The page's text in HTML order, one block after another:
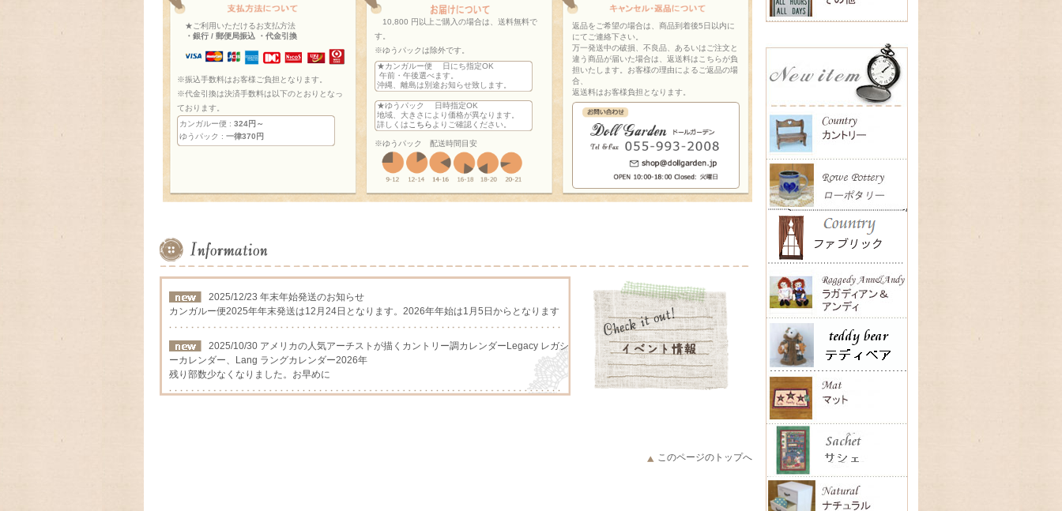
★ご利用いただけるお支払方法
・銀行 / 郵便局振込 ・代金引換
※振込手数料はお客様ご負担となります。
※代金引換は決済手数料は以下のとおりとなっ
ております。
カンガルー便 : 324円～
ゆうパック : 一律370円
10,800 円以上ご購入の場合は、送料無料で
す。
※ゆうパックは除外です。
★カンガルー便 日にち指定OK
午前・午後選べます。
沖縄、離島は別途お知らせ致します。
★ゆうパック 日時指定OK
地域、大きさにより価格が異なります。
詳しくは こちら よりご確認ください。
※ゆうパック 配送時間目安
返品をご希望の場合は、商品到着後5日以内に
にてご連絡下さい。
万一発送中の破損、不良品、あるいはご注文と
違う商品が届いた場合は、返送料はこちらが負
担いたします。お客様の理由によるご返品の場
合、
返送料はお客様負担となります。
2025/12/23 年末年始発送のお知らせ
カンガルー便2025年年末発送は12月24日となります。2026年年始は1月5日からとなります
2025/10/30 アメリカの人気アーチストが描くカントリー調カレンダーLegacy レガシ
ーカレンダー、Lang ラングカレンダー2026年
残り部数少なくなりました。お早めに
このページのトップへ